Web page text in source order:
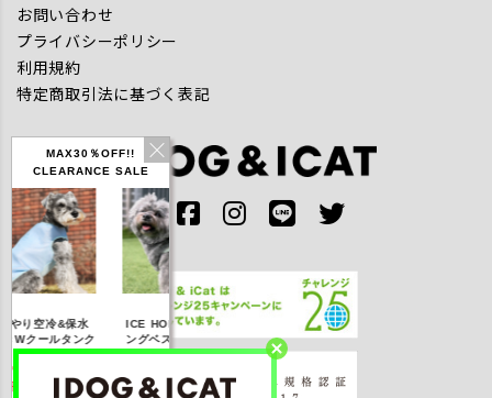
MAX30％OFF!!
CLEARANCE SALE
り空冷&保水
Wクールタンク
OFF】2,310
円(税込み)
ICE HOLD フィッシ
ングベスト 保冷剤付
円(税込み)
IDOG ICE HOLD ネ
ッククーラー 保冷剤
円(税込み)
お問い合わせ
プライバシーポリシー
利用規約
特定商取引法に基づく表記